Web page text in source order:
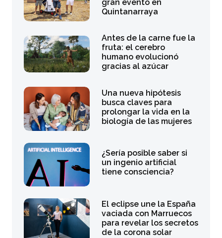
gran evento en
Quintanarraya
Antes de la carne fue la
fruta: el cerebro
humano evolucionó
gracias al azúcar
Una nueva hipótesis
busca claves para
prolongar la vida en la
biología de las mujeres
¿Sería posible saber si
un ingenio artificial
tiene consciencia?
El eclipse une la España
vaciada con Marruecos
para revelar los secretos
de la corona solar